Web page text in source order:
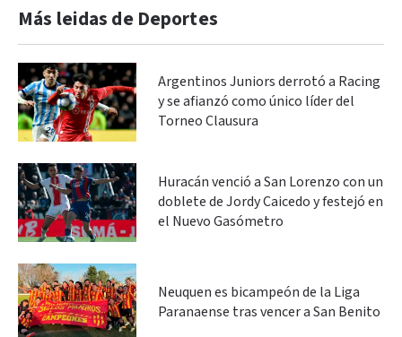
Más leidas de Deportes
Argentinos Juniors derrotó a Racing
y se afianzó como único líder del
Torneo Clausura
Huracán venció a San Lorenzo con un
doblete de Jordy Caicedo y festejó en
el Nuevo Gasómetro
Neuquen es bicampeón de la Liga
Paranaense tras vencer a San Benito